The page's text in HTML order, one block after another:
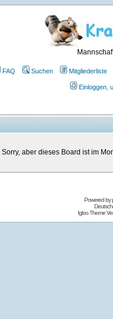
FAQ Suchen Mitgliederliste
Einloggen,
Sorry, aber dieses Board ist im
Powered by
Igloo Theme